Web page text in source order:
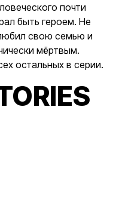
почти
быть героем. Не
свою семью и
мёртвым.
остальных в серии.